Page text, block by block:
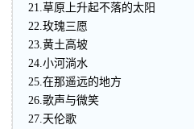
21.草原上升起不落的太阳
22.玫瑰三愿
23.黄土高坡
24.小河淌水
25.在那遥远的地方
26.歌声与微笑
27.天伦歌